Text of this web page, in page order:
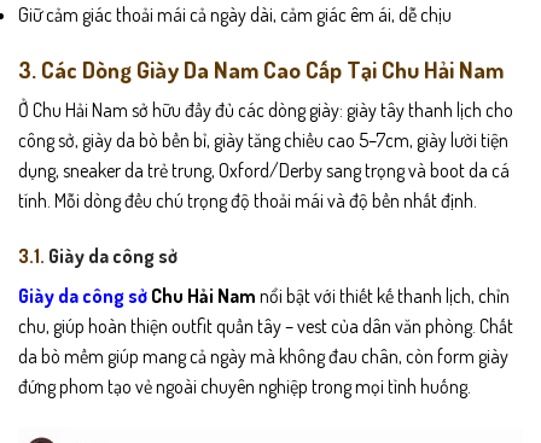
Giữ cảm giác thoải mái cả ngày dài, cảm giác êm ái, dễ chịu
3. Các Dòng Giày Da Nam Cao Cấp Tại Chu Hải Nam
Ở Chu Hải Nam sở hữu đầy đủ các dòng giày: giày tây thanh lịch cho
công sở, giày da bò bền bỉ, giày tăng chiều cao 5–7cm, giày lười tiện
dụng, sneaker da trẻ trung, Oxford/Derby sang trọng và boot da cá
tính. Mỗi dòng đều chú trọng độ thoải mái và độ bền nhất định.
3.1. Giày da công sở
Giày da công sở Chu Hải Nam nổi bật với thiết kế thanh lịch, chỉn
chu, giúp hoàn thiện outfit quần tây – vest của dân văn phòng. Chất
da bò mềm giúp mang cả ngày mà không đau chân, còn form giày
đứng phom tạo vẻ ngoài chuyên nghiệp trong mọi tình huống.